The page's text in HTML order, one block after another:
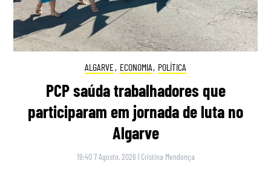
ALGARVE, ECONOMIA, POLÍTICA
PCP saúda trabalhadores que
participaram em jornada de luta no
Algarve
19:40 7 Agosto, 2026 | Cristina Mendonça